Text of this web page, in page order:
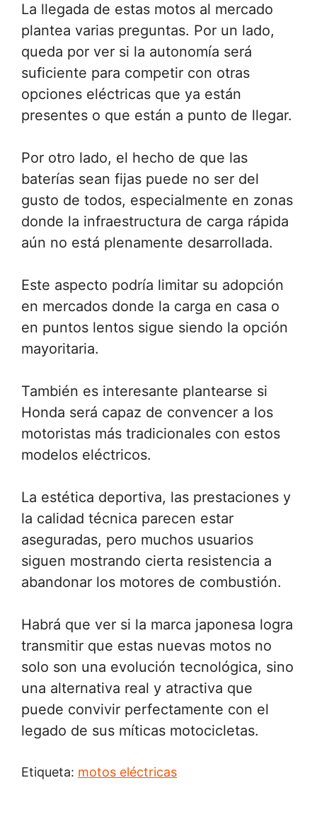
La llegada de estas motos al mercado
plantea varias preguntas. Por un lado,
queda por ver si la autonomía será
suficiente para competir con otras
opciones eléctricas que ya están
presentes o que están a punto de llegar.
Por otro lado, el hecho de que las
baterías sean fijas puede no ser del
gusto de todos, especialmente en zonas
donde la infraestructura de carga rápida
aún no está plenamente desarrollada.
Este aspecto podría limitar su adopción
en mercados donde la carga en casa o
en puntos lentos sigue siendo la opción
mayoritaria.
También es interesante plantearse si
Honda será capaz de convencer a los
motoristas más tradicionales con estos
modelos eléctricos.
La estética deportiva, las prestaciones y
la calidad técnica parecen estar
aseguradas, pero muchos usuarios
siguen mostrando cierta resistencia a
abandonar los motores de combustión.
Habrá que ver si la marca japonesa logra
transmitir que estas nuevas motos no
solo son una evolución tecnológica, sino
una alternativa real y atractiva que
puede convivir perfectamente con el
legado de sus míticas motocicletas.
Etiqueta: motos eléctricas